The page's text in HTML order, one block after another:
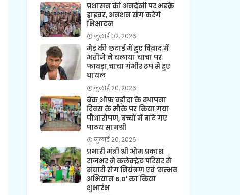
प्रशासन की अनदेखी पर भडक़े
ड्राइवर, अनशन संग करेंगे
भिक्षाटन
जुलाई 02, 2026
मेड की छटाई में हुए विवाद में
भतीजे ने चलाया चाचा पर
फावड़ा,चाचा गंभीर रूप से हुए
घायल
जुलाई 20, 2026
बैंक ऑफ़ बड़ौदा के स्थापना
दिवस के मौके पर किया गया
पौधारोपण, बच्चों में बांटे गए
पाठय सामग्री
जुलाई 20, 2026
प्रभारी मंत्री श्री ओम प्रकाश
राजभर ने कलेक्ट्रेट परिसर से
संचारी रोग नियंत्रण एवं 'सम्भव
अभियान 6.0' का किया
शुभारंभ